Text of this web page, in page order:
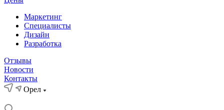
Маркетинг
Специалисты
Дизайн
Разработка
Отзывы
Новости
Контакты
Орел